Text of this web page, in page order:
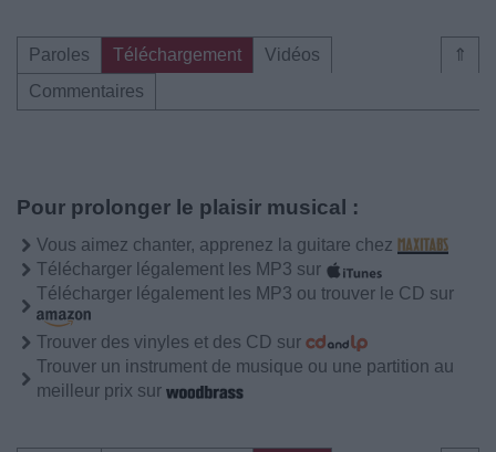
⇑
Paroles Téléchargement
Vidéos
Commentaires
Pour prolonger le plaisir musical :
Vous aimez chanter, apprenez la guitare chez
Télécharger légalement les MP3 sur
Télécharger légalement les MP3 ou trouver le CD sur
Trouver des vinyles et des CD sur
Trouver un instrument de musique ou une partition au
meilleur prix sur